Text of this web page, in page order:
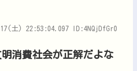
土) 22:53:04.097 ID:4NQjDfGr0
消費社会が正解だよな